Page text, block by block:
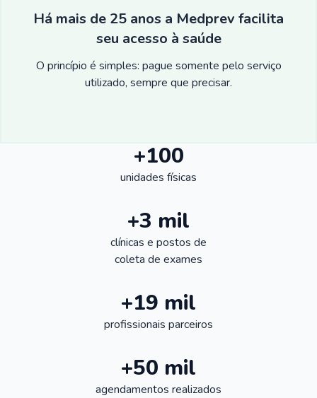
Há mais de 25 anos a Medprev facilita
seu acesso à saúde
O princípio é simples: pague somente pelo serviço
utilizado, sempre que precisar.
+100
unidades físicas
+3 mil
clínicas e postos de
coleta de exames
+19 mil
profissionais parceiros
+50 mil
agendamentos realizados